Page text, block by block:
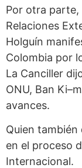
Por otra parte,
Relaciones
Holguín
Colombia por
La Canciller
ONU, Ban
avances.
Quien también
en el proceso
Internacional.